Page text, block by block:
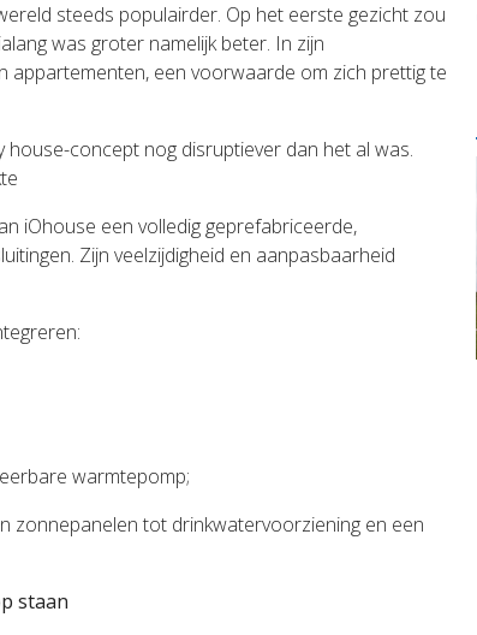
steeds populairder. Op het eerste gezicht zou
was groter namelijk beter. In zijn
appartementen, een voorwaarde om zich prettig te
house-concept nog disruptiever dan het al was.
iOhouse een volledig geprefabriceerde,
Zijn veelzijdigheid en aanpasbaarheid
warmtepomp;
zonnepanelen tot drinkwatervoorziening en een
staan